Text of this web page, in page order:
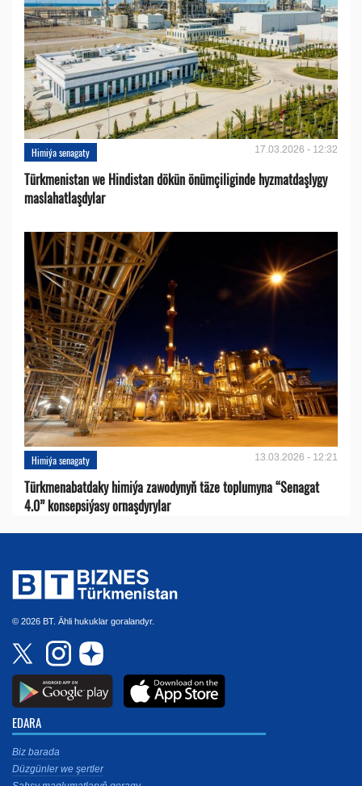
Himiýa senagaty 17.03.2026 - 12:32
Türkmenistan we Hindistan dökün önümçiliginde hyzmatdaşlygy
maslahatlaşdylar
Himiýa senagaty 13.03.2026 - 12:21
Türkmenabatdaky himiýa zawodynyň täze toplumyna “Senagat
4.0” konsepsiýasy ornaşdyrylar
© 2026 BT. Ähli hukuklar goralandyr.
EDARA
Biz barada
Düzgünler we şertler